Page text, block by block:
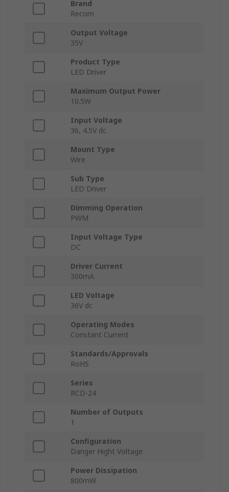
Brand
Recom
Output Voltage
35V
Product Type
LED Driver
Maximum Output Power
10.5W
Input Voltage
36, 4.5V dc
Mount Type
Wire
Sub Type
LED Driver
Dimming Operation
PWM
Input Voltage Type
DC
Driver Current
300mA
LED Voltage
36V dc
Operating Modes
Constant Current
Standards/Approvals
RoHS
Series
RCD-24
Number of Outputs
1
Configuration
Danger Hight Voltage
Power Dissipation
800mW